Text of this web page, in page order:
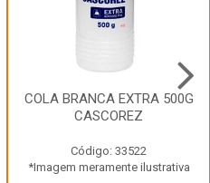
COLA BRANCA EXTRA 500G
CASCOREZ
Código: 33522
*Imagem meramente ilustrativa